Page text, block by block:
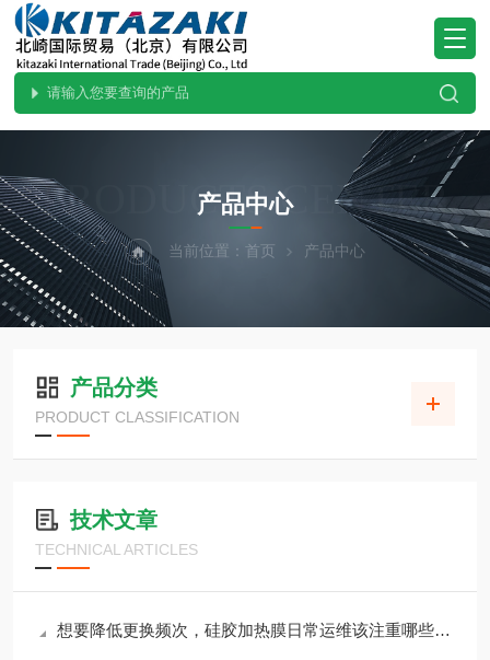
PRODUCTS CENTER
产品中心
当前位置： 首页 产品中心
产品分类
PRODUCT CLASSIFICATION
技术文章
TECHNICAL ARTICLES
想要降低更换频次，硅胶加热膜日常运维该注重哪些细节？